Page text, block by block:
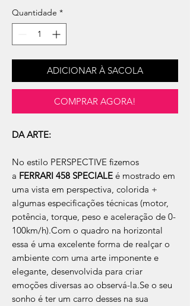
Quantidade *
ADICIONAR À SACOLA
COMPRAR AGORA!
DA ARTE:
No estilo PERSPECTIVE fizemos
a FERRARI 458 SPECIALE é mostrado em
uma vista em perspectiva, colorida +
algumas especificações técnicas (motor,
potência, torque, peso e aceleração de 0-
100km/h).Com o quadro na horizontal
essa é uma excelente forma de realçar o
ambiente com uma arte imponente e
elegante, desenvolvida para criar
emoções diversas ao observá-la.Se o seu
sonho é ter um carro desses na sua